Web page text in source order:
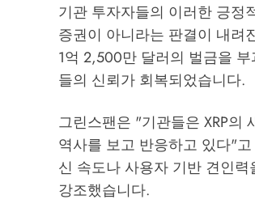
기관 투자자들의 이러한 긍정
증권이 아니라는 판결이 내려
1억 2,500만 달러의 벌금을
들의 신뢰가 회복되었습니다.
그린스팬은 "기관들은 XRP의
역사를 보고 반응하고 있다"
신 속도나 사용자 기반 견인
강조했습니다.